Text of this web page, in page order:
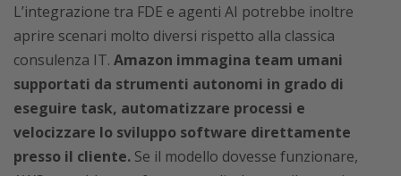
L’integrazione tra FDE e agenti AI potrebbe inoltre
aprire scenari molto diversi rispetto alla classica
consulenza IT. Amazon immagina team umani
supportati da strumenti autonomi in grado di
eseguire task, automatizzare processi e
velocizzare lo sviluppo software direttamente
presso il cliente. Se il modello dovesse funzionare,